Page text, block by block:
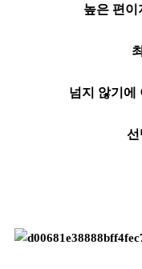
높은 편이
넘지 않기에
선